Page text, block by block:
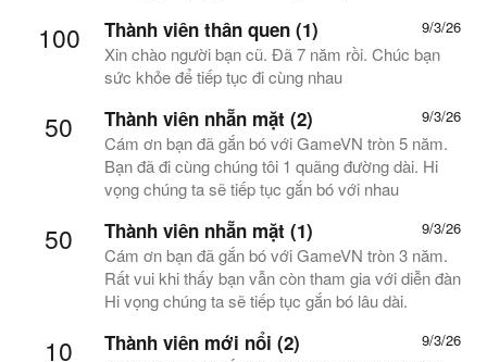
100 9/3/26
Thành viên thân quen (1)
Xin chào người bạn cũ. Đã 7 năm rồi. Chúc bạn
sức khỏe để tiếp tục đi cùng nhau
50 9/3/26
Thành viên nhẵn mặt (2)
Cám ơn bạn đã gắn bó với GameVN tròn 5 năm.
Bạn đã đi cùng chúng tôi 1 quãng đường dài. Hi
vọng chúng ta sẽ tiếp tục gắn bó với nhau
50 9/3/26
Thành viên nhẵn mặt (1)
Cám ơn bạn đã gắn bó với GameVN tròn 3 năm.
Rất vui khi thấy bạn vẫn còn tham gia với diễn đàn
Hi vọng chúng ta sẽ tiếp tục gắn bó lâu dài.
10 9/3/26
Thành viên mới nổi (2)